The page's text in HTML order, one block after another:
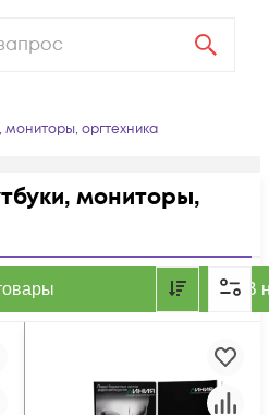
оргтехника
мониторы,
В